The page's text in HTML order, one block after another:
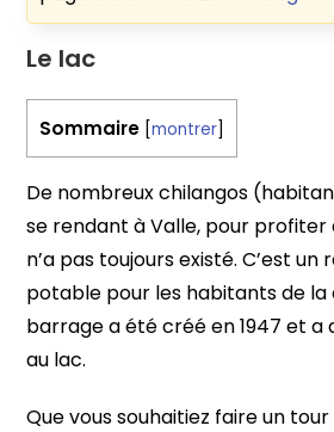
Le lac
Sommaire [montrer
De nombreux chilangos
se rendant à Valle, pour profiter
n’a pas toujours existé. C’est un
potable pour les habitants de la
barrage a été créé en 1947 et a
au lac.
Que vous souhaitiez faire un